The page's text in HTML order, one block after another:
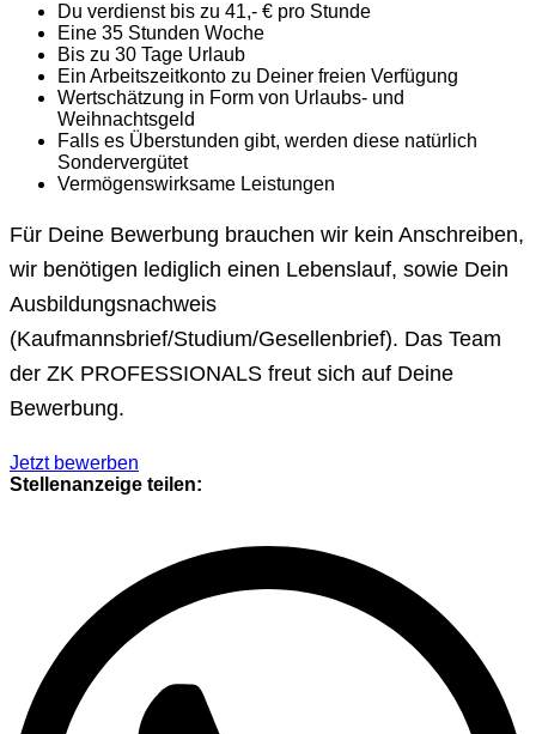
Du verdienst bis zu 41,- € pro Stunde
Eine 35 Stunden Woche
Bis zu 30 Tage Urlaub
Ein Arbeitszeitkonto zu Deiner freien Verfügung
Wertschätzung in Form von Urlaubs- und
Weihnachtsgeld
Falls es Überstunden gibt, werden diese natürlich
Sondervergütet
Vermögenswirksame Leistungen
Für Deine Bewerbung brauchen wir kein Anschreiben,
wir benötigen lediglich einen Lebenslauf, sowie Dein
Ausbildungsnachweis
(Kaufmannsbrief/Studium/Gesellenbrief). Das Team
der ZK PROFESSIONALS freut sich auf Deine
Bewerbung.
Jetzt bewerben
Stellenanzeige teilen: